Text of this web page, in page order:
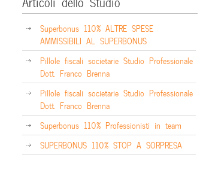
Superbonus 110% ALTRE SPESE
AMMISSIBILI AL SUPERBONUS
Pillole fiscali societarie Studio Professionale
Dott. Franco Brenna
Pillole fiscali societarie Studio Professionale
Dott. Franco Brenna
Superbonus 110% Professionisti in team
SUPERBONUS 110% STOP A SORPRESA